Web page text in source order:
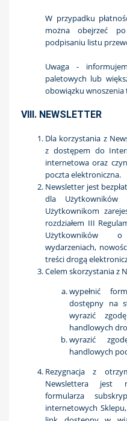
W przypadku
można obejrzeć
podpisaniu listu
Uwaga -
paletowych lub
obowiązku wnoszenia
VIII. NEWSLETTER
Dla korzystania z
z dostępem do
internetowa oraz
poczta elektroniczna.
Newsletter jest
dla Użytkowników
Użytkownikom
rozdziałem III
Użytkowników
wydarzeniach,
treści drogą
Celem skorzystania z
wypełnić
dostępny na
wyrazić
handlowych
wyrazić
handlowych
Rezygnacja z
Newslettera jest
formularza
internetowych